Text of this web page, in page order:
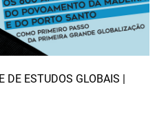
DE ESTUDOS GLOBAIS |